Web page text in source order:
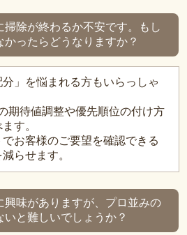
掃除が終わるか不安です。もし
かったらどうなりますか？
」を悩まれる方もいらっしゃ
期待値調整や優先順位の付け方
す。
お客様のご要望を確認できる
らせます。
興味がありますが、プロ並みの
いと難しいでしょうか？